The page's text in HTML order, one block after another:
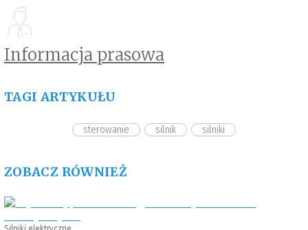
Informacja prasowa
TAGI ARTYKUŁU
sterowanie silnik silniki
ZOBACZ RÓWNIEŻ